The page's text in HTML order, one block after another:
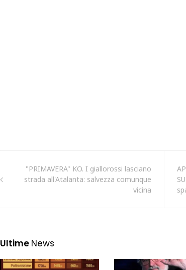
"PRIMAVERA" KO. I giallorossi lasciano
strada all'Atalanta: salvezza comunque
vicina
Ultime News